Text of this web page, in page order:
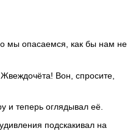
мы опасаемся, как бы нам не
Вон, спросите,
и теперь оглядывал её.
подскакивал на